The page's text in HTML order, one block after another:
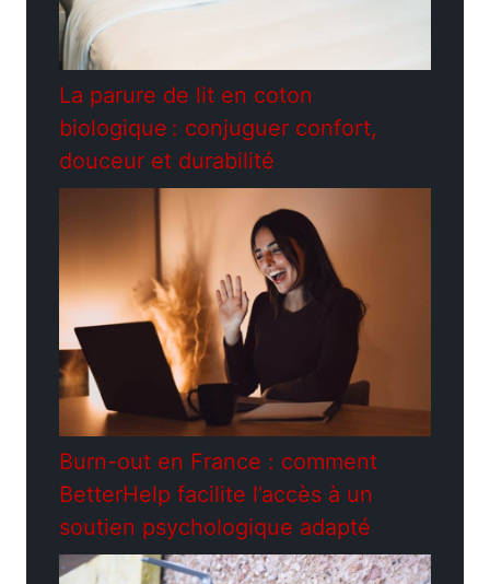
La parure de lit en coton
biologique : conjuguer confort,
douceur et durabilité
Burn-out en France : comment
BetterHelp facilite l’accès à un
soutien psychologique adapté